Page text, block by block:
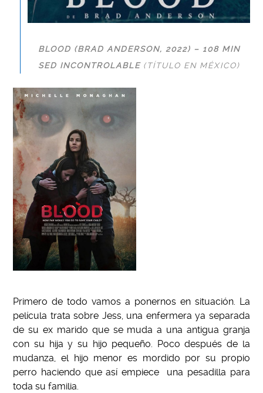
BLOOD (BRAD ANDERSON, 2022) – 108 MIN
SED INCONTROLABLE(TÍTULO EN MÉXICO)
Primero de todo vamos a ponernos en situación. La
película trata sobre Jess, una enfermera ya separada
de su ex marido que se muda a una antigua granja
con su hija y su hijo pequeño. Poco después de la
mudanza, el hijo menor es mordido por su propio
perro haciendo que así empiece una pesadilla para
toda su familia.